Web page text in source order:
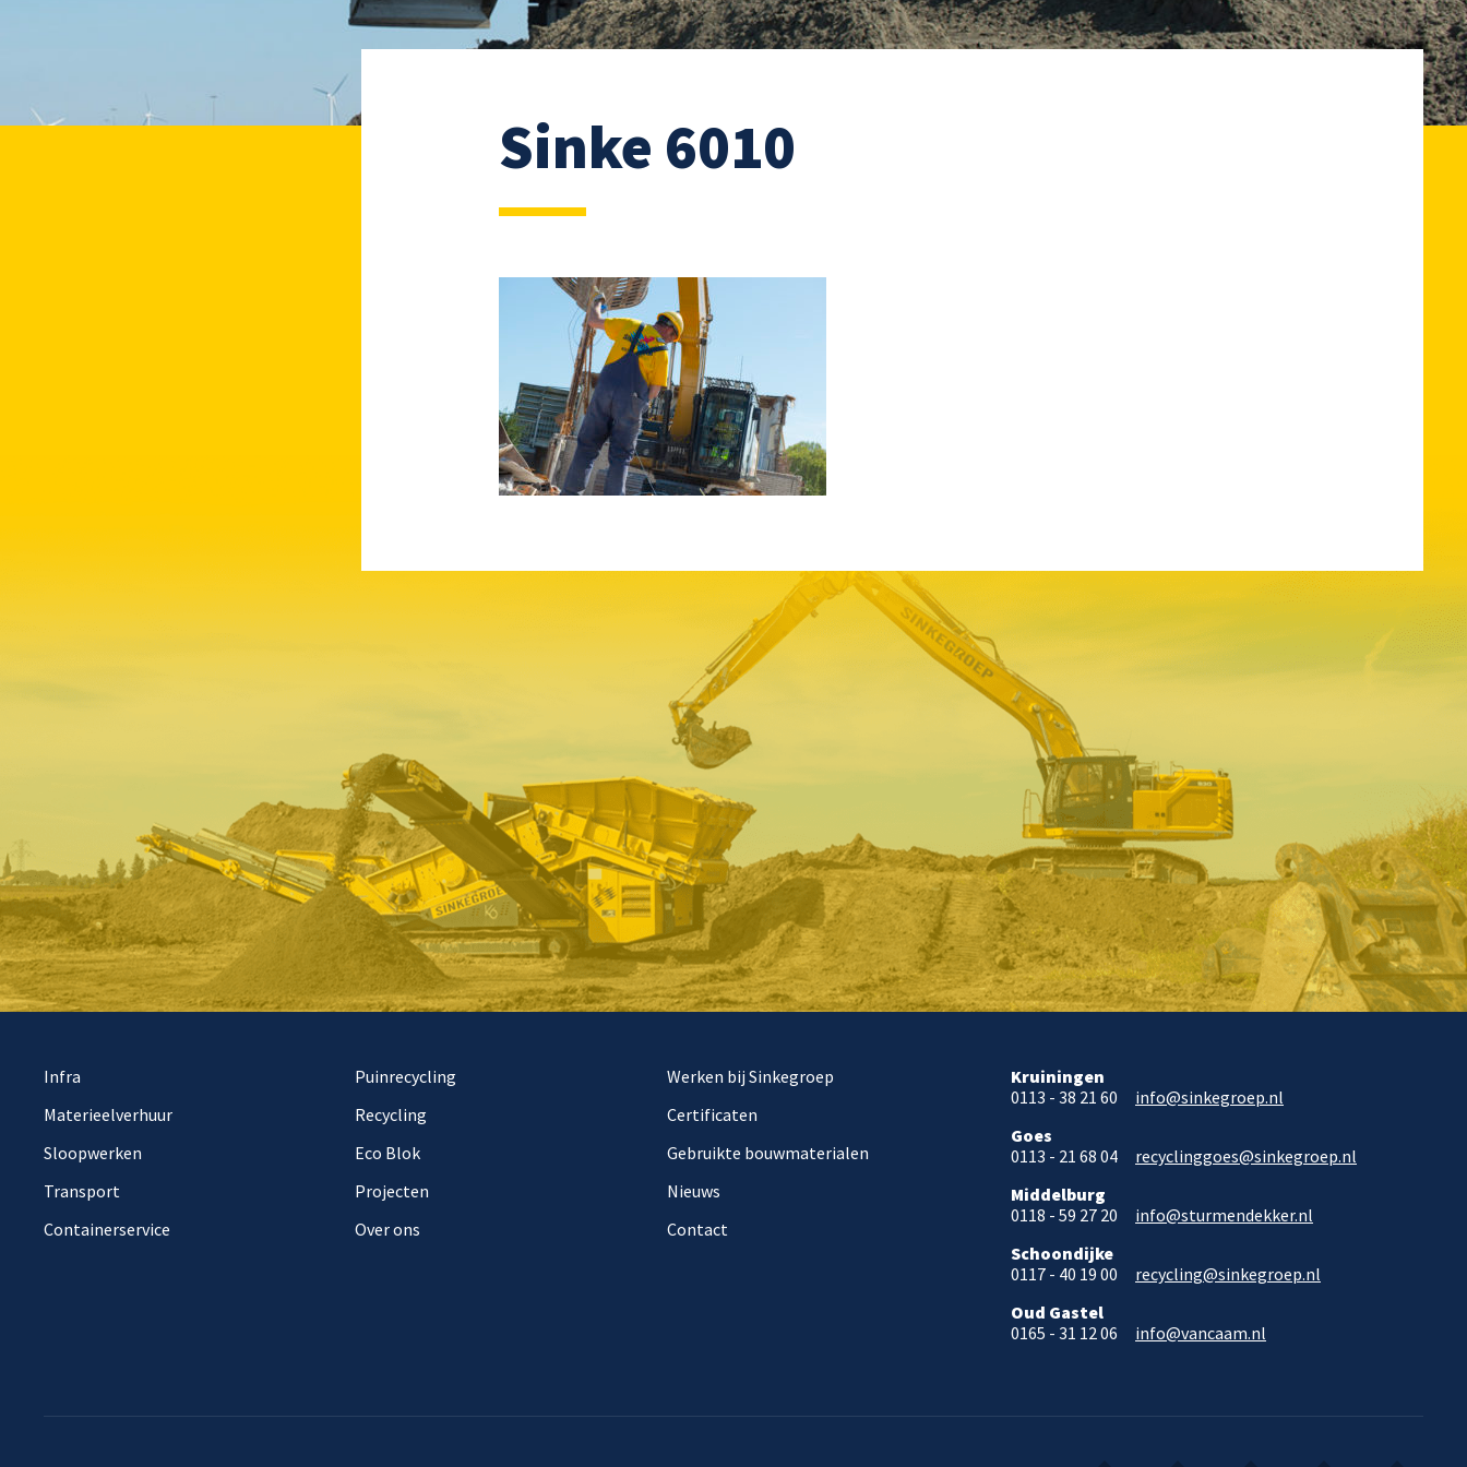
Sinke 6010
Infra
Materieelverhuur
Sloopwerken
Transport
Containerservice
Puinrecycling
Recycling
Eco Blok
Projecten
Over ons
Werken bij Sinkegroep
Certificaten
Gebruikte bouwmaterialen
Nieuws
Contact
Kruiningen
0113 - 38 21 60
info@sinkegroep.nl
Goes
0113 - 21 68 04
recyclinggoes@sinkegroep.nl
Middelburg
0118 - 59 27 20
info@sturmendekker.nl
Schoondijke
0117 - 40 19 00
recycling@sinkegroep.nl
Oud Gastel
0165 - 31 12 06
info@vancaam.nl